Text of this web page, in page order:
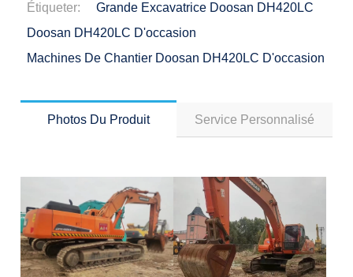
Étiqueter:
Grande Excavatrice Doosan DH420LC
Doosan DH420LC D'occasion
Machines De Chantier Doosan DH420LC D'occasion
Photos Du Produit Service Personnalisé